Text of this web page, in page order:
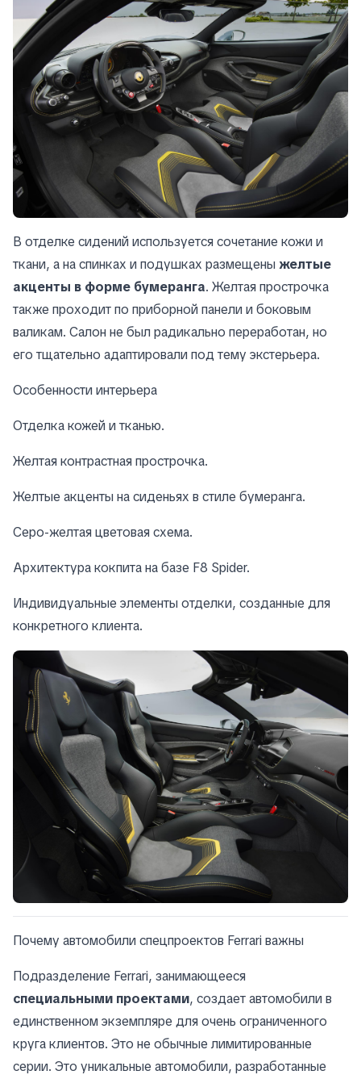
В отделке сидений используется сочетание кожи и
ткани, а на спинках и подушках размещены желтые
акценты в форме бумеранга. Желтая прострочка
также проходит по приборной панели и боковым
валикам. Салон не был радикально переработан, но
его тщательно адаптировали под тему экстерьера.
Особенности интерьера
Отделка кожей и тканью.
Желтая контрастная прострочка.
Желтые акценты на сиденьях в стиле бумеранга.
Серо-желтая цветовая схема.
Архитектура кокпита на базе F8 Spider.
Индивидуальные элементы отделки, созданные для
конкретного клиента.
Почему автомобили спецпроектов Ferrari важны
Подразделение Ferrari, занимающееся
специальными проектами, создает автомобили в
единственном экземпляре для очень ограниченного
круга клиентов. Это не обычные лимитированные
серии. Это уникальные автомобили, разработанные